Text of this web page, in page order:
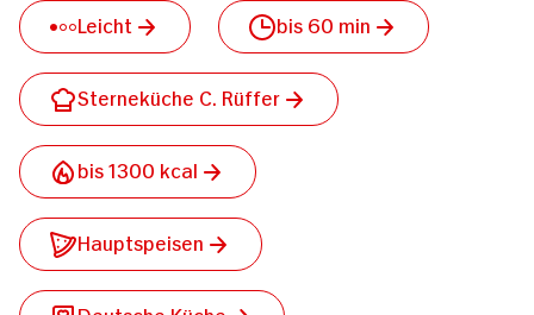
Leicht bis 60 min
Sterneküche C. Rüffer
bis 1300 kcal
Hauptspeisen